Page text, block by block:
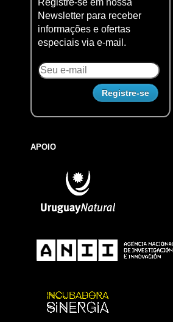
Registre-se em nossa
Newsletter para receber
informações e ofertas
especiais via e-mail.
APOIO